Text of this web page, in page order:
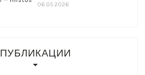
06.05.2026
ПУБЛИКАЦИИ